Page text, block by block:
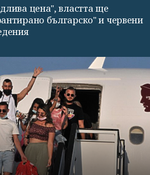
цена", властта ще
българско" и червени